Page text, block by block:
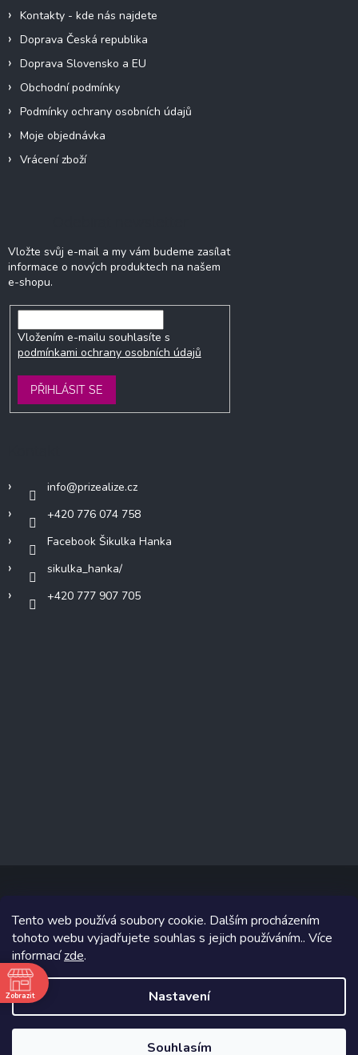
Tento web používá soubory cookie. Dalším procházením
tohoto webu vyjadřujete souhlas s jejich používáním.. Více
informacízde.
Nastavení
Souhlasím
Kontakty - kde nás najdete
Doprava Česká republika
Doprava Slovensko a EU
Obchodní podmínky
Podmínky ochrany osobních údajů
Moje objednávka
Vrácení zboží
Vložte svůj e-mail a my vám budeme zasílat
informace o nových produktech na našem
e-shopu.
Vložením e-mailu souhlasíte s
podmínkami ochrany osobních údajů
PŘIHLÁSIT SE
info@prizealize.cz
+420 776 074 758
Facebook Šikulka Hanka
sikulka_hanka/
+420 777 907 705
Copyright 2026www.prizealize.cz. Všechna práva vyhrazena.
Grafický návrh vytvořil a na Shoptet implementoval
Shoptetak.cz.
Zobrazit